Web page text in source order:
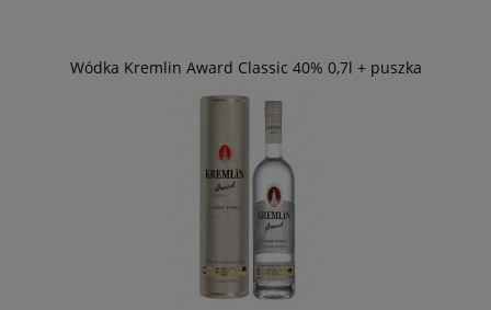
Wódka Kremlin Award Classic 40% 0,7l + puszka